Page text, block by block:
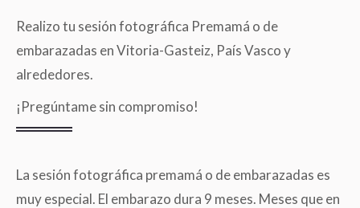
Realizo tu sesión fotográfica Premamá o de
embarazadas en Vitoria-Gasteiz, País Vasco y
alrededores.
¡Pregúntame sin compromiso!
La sesión fotográfica premamá o de embarazadas es
muy especial. El embarazo dura 9 meses. Meses que en